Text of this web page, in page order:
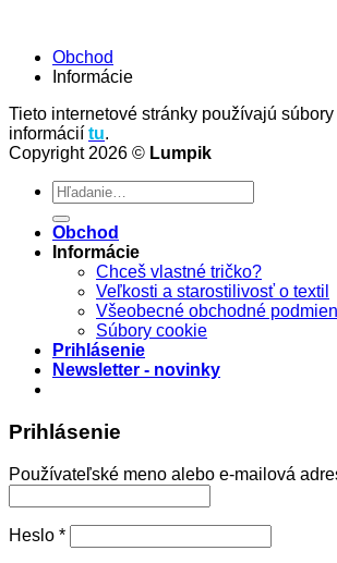
Obchod
Informácie
Tieto internetové stránky používajú
informácií tu.
Copyright 2026 © Lumpik
Hľadať:
Obchod
Informácie
Chceš vlastné tričko?
Veľkosti a starostilivosť o textil
Všeobecné obchodné
Súbory cookie
Prihlásenie
Newsletter - novinky
Prihlásenie
Používateľské meno alebo e-mailová
Heslo *Povinné